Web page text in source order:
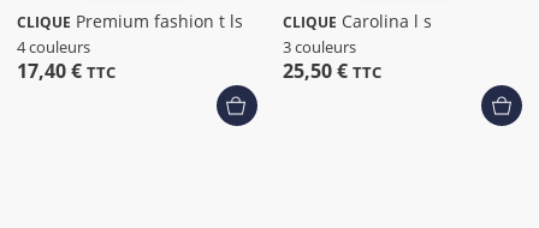
CLIQUE Premium fashion t ls
4 couleurs
17,40 € TTC
CLIQUE Carolina l s
3 couleurs
25,50 € TTC